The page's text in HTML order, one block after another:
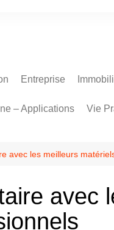
Entreprise
– Applications Vie
avec les meilleurs
avec